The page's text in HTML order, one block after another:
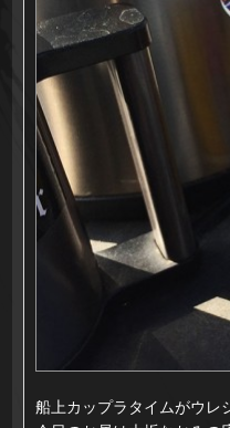
船上カップラタイムがウレ